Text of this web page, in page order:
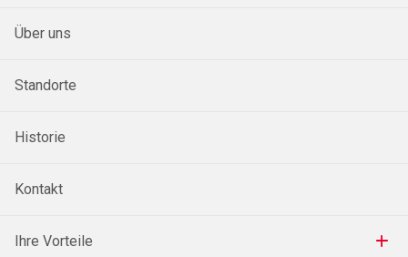
Über uns
Standorte
Historie
Kontakt
Ihre Vorteile